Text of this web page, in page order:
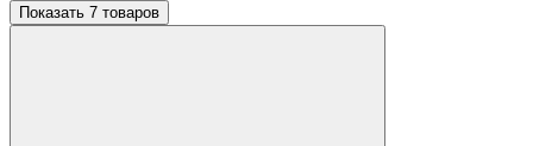
Показать 7 товаров